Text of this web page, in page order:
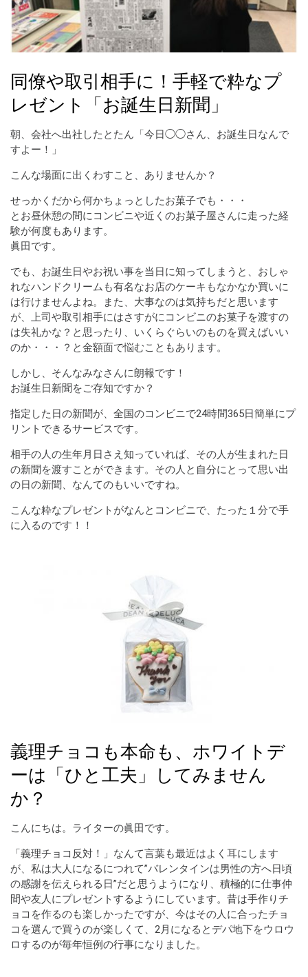
同僚や取引相手に！手軽で粋なプ
レゼント「お誕生日新聞」
朝、会社へ出社したとたん「今日◯◯さん、お誕生日なんで
すよー！」
こんな場面に出くわすこと、ありませんか？
せっかくだから何かちょっとしたお菓子でも・・・
とお昼休憩の間にコンビニや近くのお菓子屋さんに走った経
験が何度もあります。
眞田です。
でも、お誕生日やお祝い事を当日に知ってしまうと、おしゃ
れなハンドクリームも有名なお店のケーキもなかなか買いに
は行けませんよね。また、大事なのは気持ちだと思います
が、上司や取引相手にはさすがにコンビニのお菓子を渡すの
は失礼かな？と思ったり、いくらぐらいのものを買えばいい
のか・・・？と金額面で悩むこともあります。
しかし、そんなみなさんに朗報です！
お誕生日新聞をご存知ですか？
指定した日の新聞が、全国のコンビニで24時間365日簡単にプ
リントできるサービスです。
相手の人の生年月日さえ知っていれば、その人が生まれた日
の新聞を渡すことができます。その人と自分にとって思い出
の日の新聞、なんてのもいいですね。
こんな粋なプレゼントがなんとコンビニで、たった１分で手
に入るのです！！
義理チョコも本命も、ホワイトデ
ーは「ひと工夫」してみません
か？
こんにちは。ライターの眞田です。
「義理チョコ反対！」なんて言葉も最近はよく耳にします
が、私は大人になるにつれて”バレンタインは男性の方へ日頃
の感謝を伝えられる日”だと思うようになり、積極的に仕事仲
間や友人にプレゼントするようにしています。昔は手作りチ
ョコを作るのも楽しかったですが、今はその人に合ったチョ
コを選んで買うのが楽しくて、2月になるとデパ地下をウロウ
ロするのが毎年恒例の行事になりました。